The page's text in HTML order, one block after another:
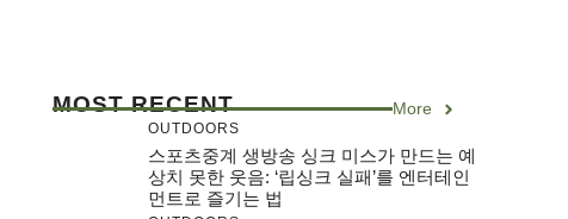
MOST RECENT More
OUTDOORS
스포츠중계 생방송 싱크 미스가 만드는 예
상치 못한 웃음: ‘립싱크 실패’를 엔터테인
먼트로 즐기는 법